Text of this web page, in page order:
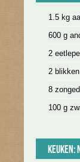
1.5 kg
600 g
2
2
8
100 g
Keuken: